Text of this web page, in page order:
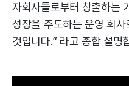
자회사들로부터 창출하는
성장을 주도하는 운영 회
것입니다.” 라고 종합 설명